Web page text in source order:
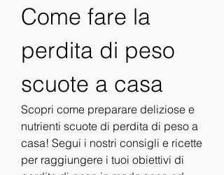
Come fare la
perdita di peso
scuote a casa
Scopri come preparare deliziose e
nutrienti scuote di perdita di peso a
casa! Segui i nostri consigli e ricette
per raggiungere i tuoi obiettivi di